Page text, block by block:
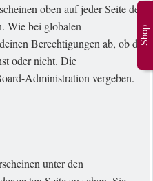
Shop
oben auf jeder Seite des
Wie bei globalen
Berechtigungen ab, ob du
oder nicht. Die
Administration vergeben.
unter den